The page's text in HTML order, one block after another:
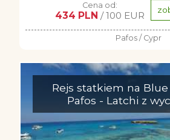
Cena od:
434 PLN / 100 EUR
Pafos / Cypr
Rejs statkiem na
Pafos - Latchi z